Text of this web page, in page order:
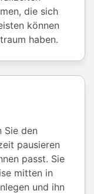
die sich
können
haben.
Sie den
pausieren
passt. Sie
mitten in
und ihn